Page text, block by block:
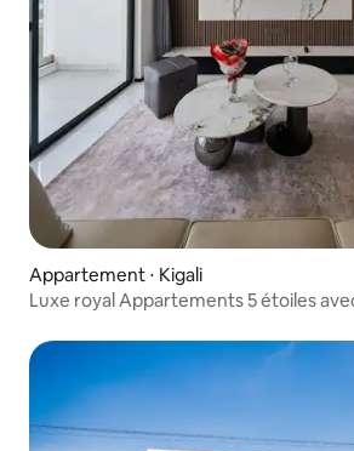
Appartement ⋅ Kigali
Luxe royal Appartements 5 étoiles